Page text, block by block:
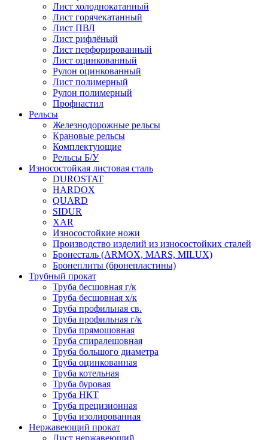
Лист холоднокатанный
Лист горячекатанный
Лист ПВЛ
Лист рифлёный
Лист перфорированный
Лист оцинкованный
Рулон оцинкованный
Лист полимерный
Рулон полимерный
Профнастил
Рельсы
Железнодорожные рельсы
Крановые рельсы
Комплектующие
Рельсы Б/У
Износостойкая листовая сталь
DUROSTAT
HARDOX
QUARD
SIDUR
XAR
Износостойкие ножи
Производство изделий из износостойких сталей
Бронесталь (ARMOX, MARS, MILUX)
Бронеплиты (бронепластины)
Трубный прокат
Труба бесшовная г/к
Труба бесшовная х/к
Труба профильная св.
Труба профильная г/к
Труба прямошовная
Труба спиралешовная
Труба большого диаметра
Труба оцинкованная
Труба котельная
Труба буровая
Труба НКТ
Труба прецизионная
Труба изолированная
Нержавеющий прокат
Лист нержавеющий